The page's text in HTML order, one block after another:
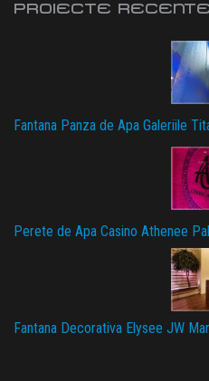
PROIECTE RECENTE
Fantana Panza de Apa Galeriile
Perete de Apa Casino Athenee
Fantana Decorativa Elysee JW